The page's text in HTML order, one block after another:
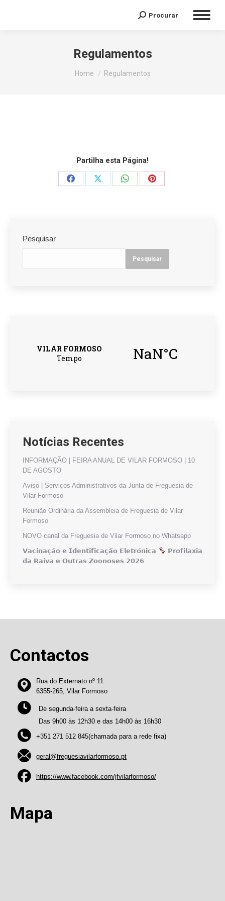
Procurar
Regulamentos
You are here:
Home Regulamentos
Partilha esta Página!
Pesquisar
Pesquisar
Notícias Recentes
INFORMAÇÃO | FEIRA ANUAL DE VILAR FORMOSO | 10
DE AGOSTO
Aviso | Serviços Administrativos da Junta de Freguesia de
Vilar Formoso
Reunião Ordinária da Assembleia de Freguesia de Vilar
Formoso
NOVO canal da Freguesia de Vilar Formoso no Whatsapp
𝗩𝗮𝗰𝗶𝗻𝗮𝗰̧𝗮̃𝗼 𝗲 𝗜𝗱𝗲𝗻𝘁𝗶𝗳𝗶𝗰𝗮𝗰̧𝗮̃𝗼 𝗘𝗹𝗲𝘁𝗿𝗼́𝗻𝗶𝗰𝗮
𝗣𝗿𝗼𝗳𝗶𝗹𝗮𝘅𝗶𝗮
𝗱𝗮 𝗥𝗮𝗶𝘃𝗮 𝗲 𝗢𝘂𝘁𝗿𝗮𝘀 𝗭𝗼𝗼𝗻𝗼𝘀𝗲𝘀 𝟮𝟬𝟮𝟲
Contactos
Rua do Externato nº 11
6355-265, Vilar Formoso
De segunda-feira a sexta-feira
Das 9h00 às 12h30 e das 14h00 às 16h30
+351 271 512 845(chamada para a rede fixa)
geral@freguesiavilarformoso.pt
https://www.facebook.com/jfvilarformoso/
Mapa